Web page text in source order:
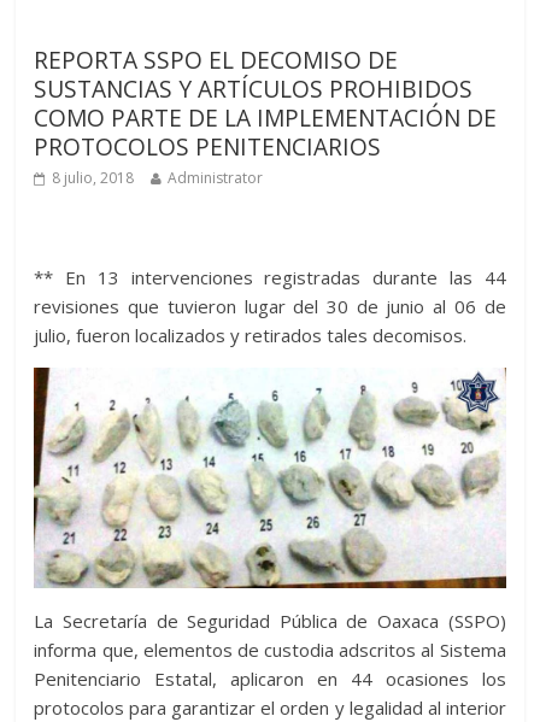
REPORTA SSPO EL DECOMISO DE
SUSTANCIAS Y ARTÍCULOS PROHIBIDOS
COMO PARTE DE LA IMPLEMENTACIÓN DE
PROTOCOLOS PENITENCIARIOS
8 julio, 2018 Administrator
** En 13 intervenciones registradas durante las 44
revisiones que tuvieron lugar del 30 de junio al 06 de
julio, fueron localizados y retirados tales decomisos.
La Secretaría de Seguridad Pública de Oaxaca (SSPO)
informa que, elementos de custodia adscritos al Sistema
Penitenciario Estatal, aplicaron en 44 ocasiones los
protocolos para garantizar el orden y legalidad al interior